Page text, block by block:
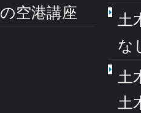
の空港講座
土
な
土
土